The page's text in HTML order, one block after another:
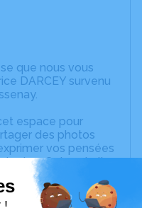
que nous vous
DARCEY survenu
espace pour
des photos
vos pensées
textes. Cet endroit
honorer la